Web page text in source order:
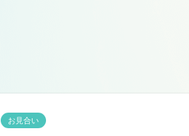
お見合い